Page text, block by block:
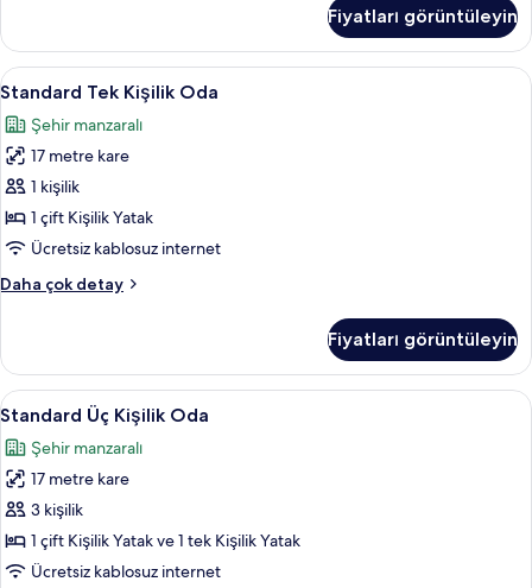
Oda
hakkında
daha
detay
Fiyatları görüntüleyin
Standard
Tek
Kişilik
Oda
için
tüm
fotoğrafları
Minibar, masa, ütü/ütü masası,
7
Standard Tek Kişilik Oda
Şehir manzaralı
17 metre kare
1 kişilik
1 çift Kişilik Yatak
Ücretsiz kablosuz internet
Daha çok detay
Standard
hakkında
daha
fazla
Fiyatları görüntüleyin
Standard
Üç
Kişilik
Oda
için
tüm
fotoğrafları
Standard Üç Kişilik Oda | Minibar,
7
Standard Üç Kişilik Oda
Şehir manzaralı
17 metre kare
3 kişilik
1 çift Kişilik Yatak ve 1 tek Kişilik Yatak
Ücretsiz kablosuz internet